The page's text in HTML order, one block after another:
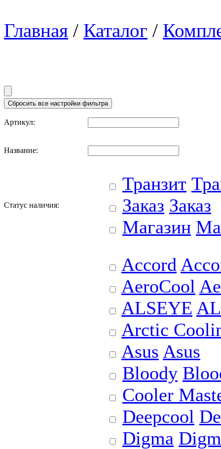
Главная / Каталог /
Артикул:
Название:
Статус наличия:
Транзит
Заказ Заказ
Магазин
Accord
AeroCool
ALSEYE
Arctic
Asus Asus
Bloody
Cooler
Deepcool
Digma